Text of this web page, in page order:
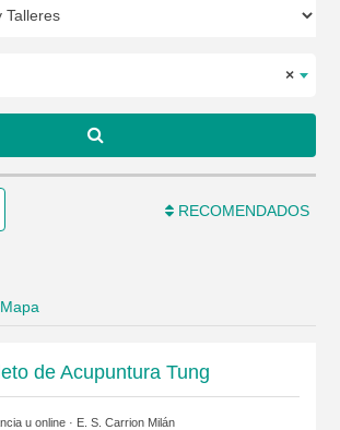
×
RECOMENDADOS
Mapa
de Acupuntura Tung
u online · E. S. Carrion Milán